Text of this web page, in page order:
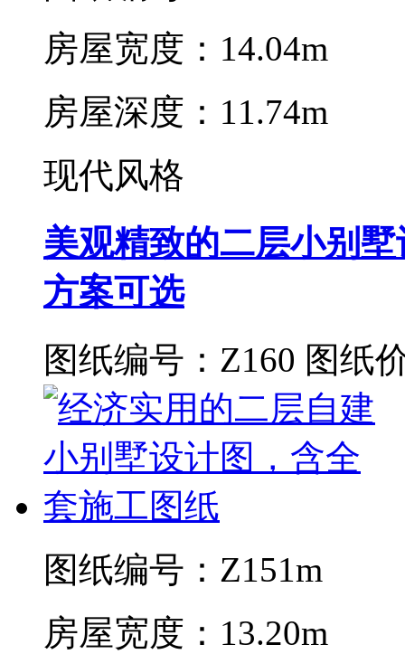
房屋宽度：14.04m
房屋深度：11.74m
现代风格
美观精致的二层小别
方案可选
图纸编号：Z160 图纸
图纸编号：Z151m
房屋宽度：13.20m